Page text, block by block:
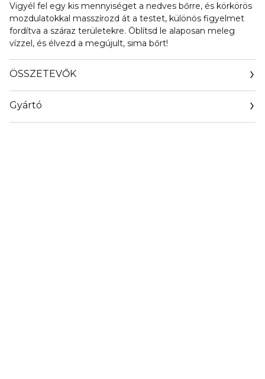
Vigyél fel egy kis mennyiséget a nedves bőrre, és körkörös
mozdulatokkal masszírozd át a testet, különös figyelmet
fordítva a száraz területekre. Öblítsd le alaposan meleg
vízzel, és élvezd a megújult, sima bőrt!
ÖSSZETEVŐK
Gyártó